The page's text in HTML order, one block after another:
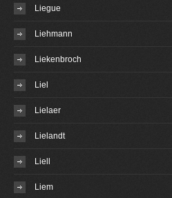
Liegue
Liehmann
Liekenbroch
Liel
Lielaer
Lielandt
Liell
Liem